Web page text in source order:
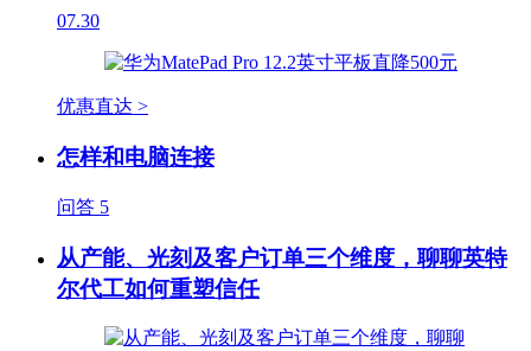
07.30
优惠直达 >
怎样和电脑连接
问答 5
从产能、光刻及客户订单三个维度，聊聊英特
尔代工如何重塑信任